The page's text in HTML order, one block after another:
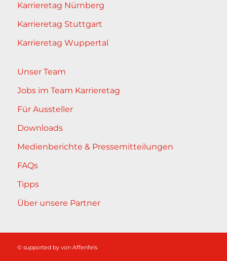
Karrieretag Nürnberg
Karrieretag Stuttgart
Karrieretag Wuppertal
Unser Team
Jobs im Team Karrieretag
Für Aussteller
Downloads
Medienberichte & Pressemitteilungen
FAQs
Tipps
Über unsere Partner
© supported by von Affenfels